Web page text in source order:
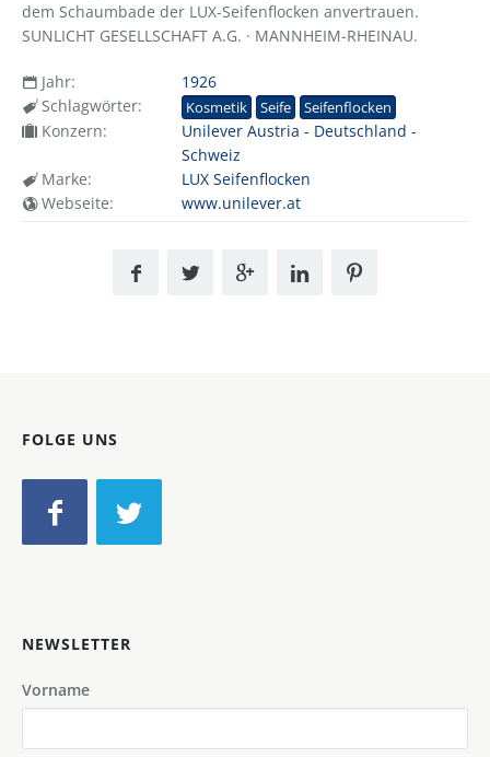
dem Schaumbade der LUX-Seifenflocken anvertrauen.
SUNLICHT GESELLSCHAFT A.G. · MANNHEIM-RHEINAU.
Jahr:
1926
Schlagwörter:
Kosmetik Seife Seifenflocken
Konzern:
Unilever Austria - Deutschland -
Schweiz
Marke:
LUX Seifenflocken
Webseite:
www.unilever.at
FOLGE UNS
NEWSLETTER
Vorname